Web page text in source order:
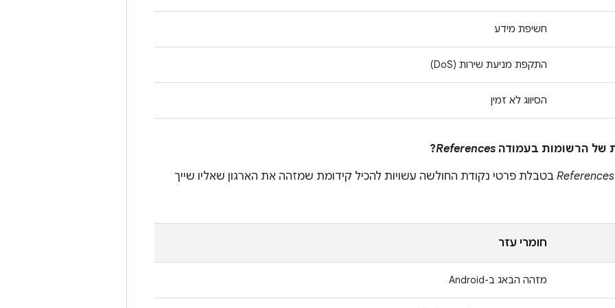
חשיפת מידע
התקפת מניעת שירות (DoS)
הסיווג לא זמין
References
?
References בטבלת פרטי נקודת החולשה עשויות להכיל קידומת שמזהה את הארגון שאליו שייך
חומרי עזר
מזהה הבאג ב-Android